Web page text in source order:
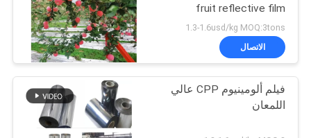
fruit reflective film
1.3-1.6usd/kg MOQ:3tons
الاتصال
فيلم ألومينيوم CPP عالي
اللمعان